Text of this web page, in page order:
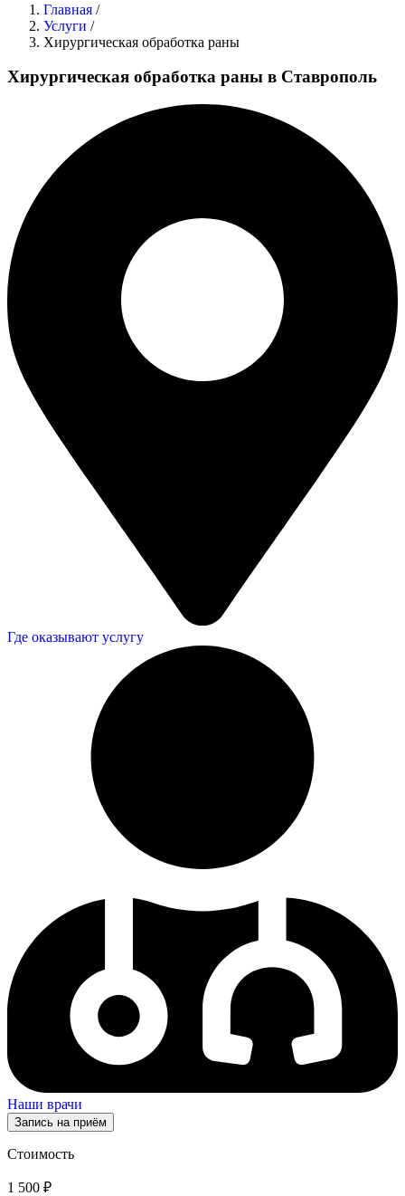
Главная /
Услуги /
Хирургическая обработка раны
Хирургическая обработка раны в Ставрополь
Где оказывают услугу
Наши врачи
Запись на приём
Стоимость
1 500 ₽